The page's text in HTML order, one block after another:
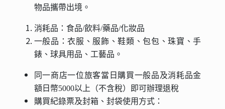
物品攜帶出境。
消耗品：食品/飲料/藥品/化妝品
一般品：衣服、服飾、鞋類、包包、珠寶、手
錶、球具用品、工藝品。
同一商店一位旅客當日購買一般品及消耗品金
額日幣5000以上（不含稅）即可辦理退稅
購買紀錄票及封箱、封袋使用方式：